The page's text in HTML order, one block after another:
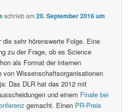
schriebam20. September 2016 um
die sehr hörenswerte Folge. Eine
zu der Frage, ob es Science
als Format der internen
von Wissenschaftsorganisationen
Das DLR hat das 2012 mit
und einem Finale bei
gemacht. Einen PR-Preis